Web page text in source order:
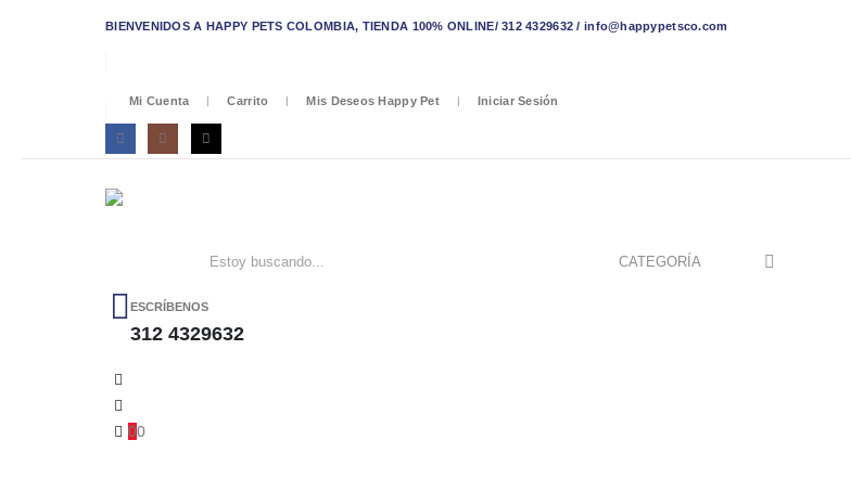
BIENVENIDOS A HAPPY PETS COLOMBIA, TIENDA 100% ONLINE/ 312 4329632 / info@happypetsco.com
Mi Cuenta Carrito Mis Deseos Happy Pet Iniciar Sesión
ESCRÍBENOS
312 4329632
00